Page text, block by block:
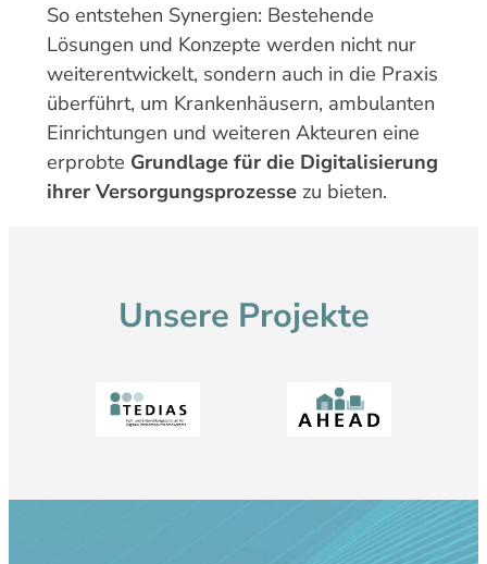
So entstehen Synergien: Bestehende
Lösungen und Konzepte werden nicht nur
weiterentwickelt, sondern auch in die Praxis
überführt, um Krankenhäusern, ambulanten
Einrichtungen und weiteren Akteuren eine
erprobte Grundlage für die Digitalisierung
ihrer Versorgungsprozessezu bieten.
Unsere Projekte